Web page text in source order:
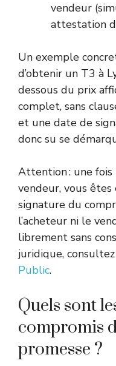
vendeur
attestation
Un exemple
d’obtenir un T3 à
dessous du prix
complet, sans
et une date de
donc su se
Attention : une fois
vendeur, vous
signature du
l’acheteur ni le
librement sans
juridique,
Public.
Quels sont
compromis
promesse ?